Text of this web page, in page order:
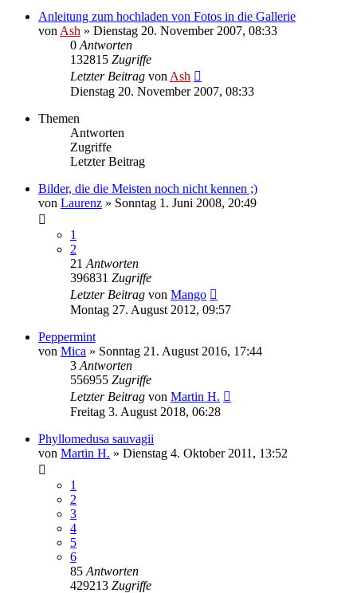
Anleitung zum hochladen von Fotos in die Gallerie
von Ash » Dienstag 20. November 2007, 08:33
0 Antworten
132815 Zugriffe
Letzter Beitrag von Ash
Dienstag 20. November 2007, 08:33
Themen
Antworten
Zugriffe
Letzter Beitrag
Bilder, die die Meisten noch nicht kennen ;)
von Laurenz » Sonntag 1. Juni 2008, 20:49
1
2
21 Antworten
396831 Zugriffe
Letzter Beitrag von Mango
Montag 27. August 2012, 09:57
Peppermint
von Mica » Sonntag 21. August 2016, 17:44
3 Antworten
556955 Zugriffe
Letzter Beitrag von Martin H.
Freitag 3. August 2018, 06:28
Phyllomedusa sauvagii
von Martin H. » Dienstag 4. Oktober 2011, 13:52
1
2
3
4
5
6
85 Antworten
429213 Zugriffe